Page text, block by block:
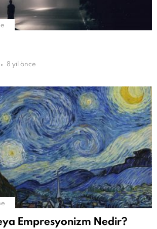
8 yıl önce
Empresyonizm Nedir?